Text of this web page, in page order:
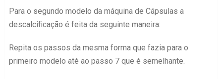
Para o segundo modelo da máquina de Cápsulas a
descalcificação é feita da seguinte maneira:
Repita os passos da mesma forma que fazia para o
primeiro modelo até ao passo 7 que é semelhante.